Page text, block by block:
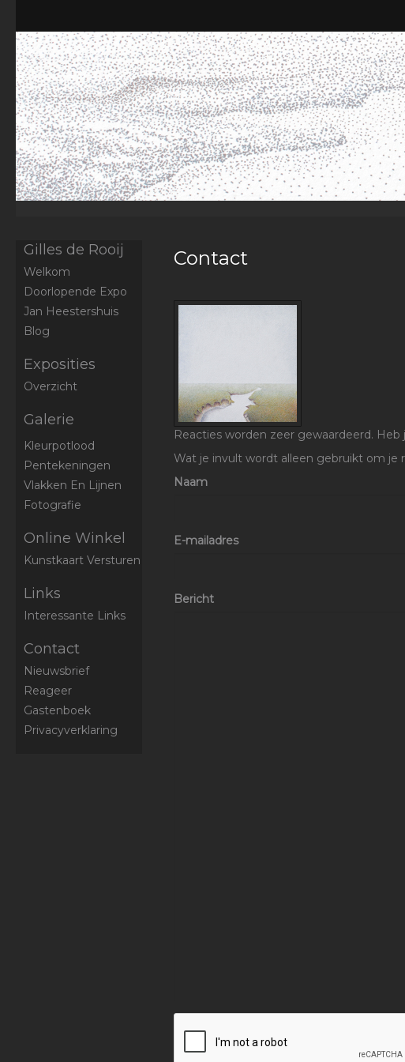
Contact
Reacties worden zeer gewaardeerd.
Wat je invult wordt alleen gebruikt om je
Naam
E-mailadres
Bericht
Gilles de Rooij
Welkom
Doorlopende Expo
Jan Heestershuis
Blog
Exposities
Overzicht
Galerie
Kleurpotlood
Pentekeningen
Vlakken En Lijnen
Fotografie
Online Winkel
Kunstkaart Versturen
Links
Interessante Links
Contact
Nieuwsbrief
Reageer
Gastenboek
Privacyverklaring